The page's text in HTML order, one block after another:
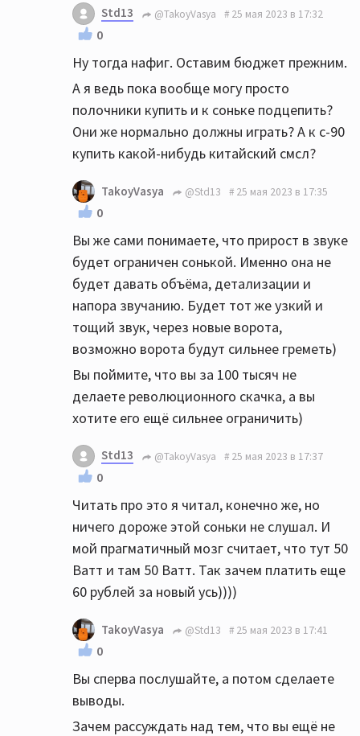
Std13 @TakoyVasya 25 мая 2023 в 17:32
0
Ну тогда нафиг. Оставим бюджет прежним.
А я ведь пока вообще могу просто
полочники купить и к соньке подцепить?
Они же нормально должны играть? А к с-90
купить какой-нибудь китайский смсл?
TakoyVasya @Std13 25 мая 2023 в 17:35
0
Вы же сами понимаете, что прирост в звуке
будет ограничен сонькой. Именно она не
будет давать объёма, детализации и
напора звучанию. Будет тот же узкий и
тощий звук, через новые ворота,
возможно ворота будут сильнее греметь)
Вы поймите, что вы за 100 тысяч не
делаете революционного скачка, а вы
хотите его ещё сильнее ограничить)
Std13 @TakoyVasya 25 мая 2023 в 17:37
0
Читать про это я читал, конечно же, но
ничего дороже этой соньки не слушал. И
мой прагматичный мозг считает, что тут 50
Ватт и там 50 Ватт. Так зачем платить еще
60 рублей за новый усь))))
TakoyVasya @Std13 25 мая 2023 в 17:41
0
Вы сперва послушайте, а потом сделаете
выводы.
Зачем рассуждать над тем, что вы ещё не